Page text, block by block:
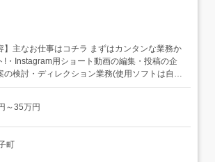
お仕事はコチラ まずはカンタンな業務か
!・Instagram用ショート動画の編集・投稿の企
の検討・ディレクション業務(使用ソフトは自
使うことが多いです) 慣れてきたらこんなお仕
テロップ入れやサムネ作成 など 成長のSTEP <
～35万円
町